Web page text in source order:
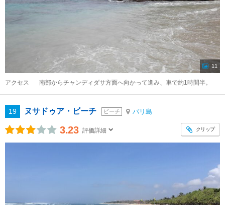
11
アクセス 南部からチャンディダサ方面へ向かって進み、車で約1時間半。
19 ヌサドゥア・ビーチ ビーチ バリ島
3.23 評価詳細 クリップ